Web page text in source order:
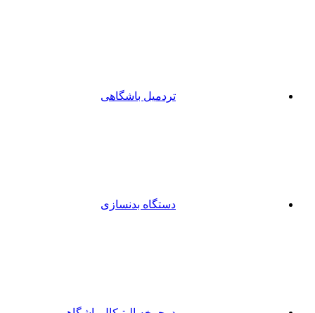
تردمیل باشگاهی
دستگاه بدنسازی